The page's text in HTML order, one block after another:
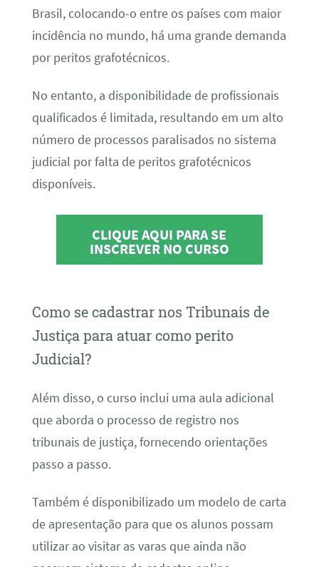
Brasil, colocando-o entre os países com maior
incidência no mundo, há uma grande demanda
por peritos grafotécnicos.
No entanto, a disponibilidade de profissionais
qualificados é limitada, resultando em um alto
número de processos paralisados no sistema
judicial por falta de peritos grafotécnicos
disponíveis.
CLIQUE AQUI PARA SE
INSCREVER NO CURSO
Como se cadastrar nos Tribunais de
Justiça para atuar como perito
Judicial?
Além disso, o curso inclui uma aula adicional
que aborda o processo de registro nos
tribunais de justiça, fornecendo orientações
passo a passo.
Também é disponibilizado um modelo de carta
de apresentação para que os alunos possam
utilizar ao visitar as varas que ainda não